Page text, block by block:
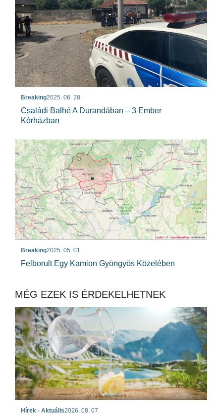
Breaking2025. 06. 28.
Családi Balhé A Durandában – 3 Ember
Kórházban
Breaking2025. 05. 01.
Felborult Egy Kamion Gyöngyös Közelében
MÉG EZEK IS ÉRDEKELHETNEK
Hírek - Aktuális2026. 08. 07.